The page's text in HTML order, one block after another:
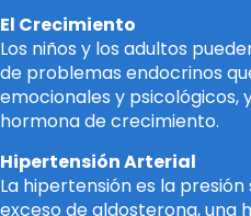
El Crecimiento
Los niños y los adultos
de problemas endocrinos
emocionales y psicológicos,
hormona de crecimiento.
Hipertensión Arterial
La hipertensión es la
exceso de aldosterona, una